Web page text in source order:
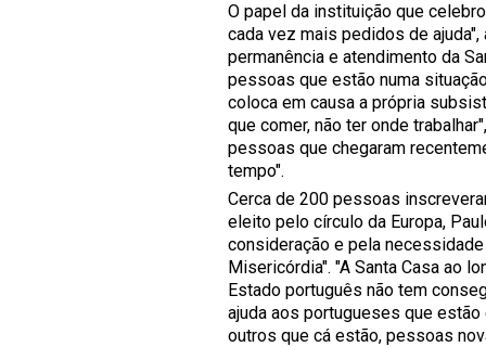
O papel da instituição que
cada vez mais pedidos de
permanência e atendimento da
pessoas que estão numa
coloca em causa a própria
que comer, não ter onde
pessoas que chegaram
tempo".
Cerca de 200 pessoas
eleito pelo círculo da Europa,
consideração e pela
Misericórdia". "A Santa Casa ao
Estado português não tem
ajuda aos portugueses que
outros que cá estão, pessoas